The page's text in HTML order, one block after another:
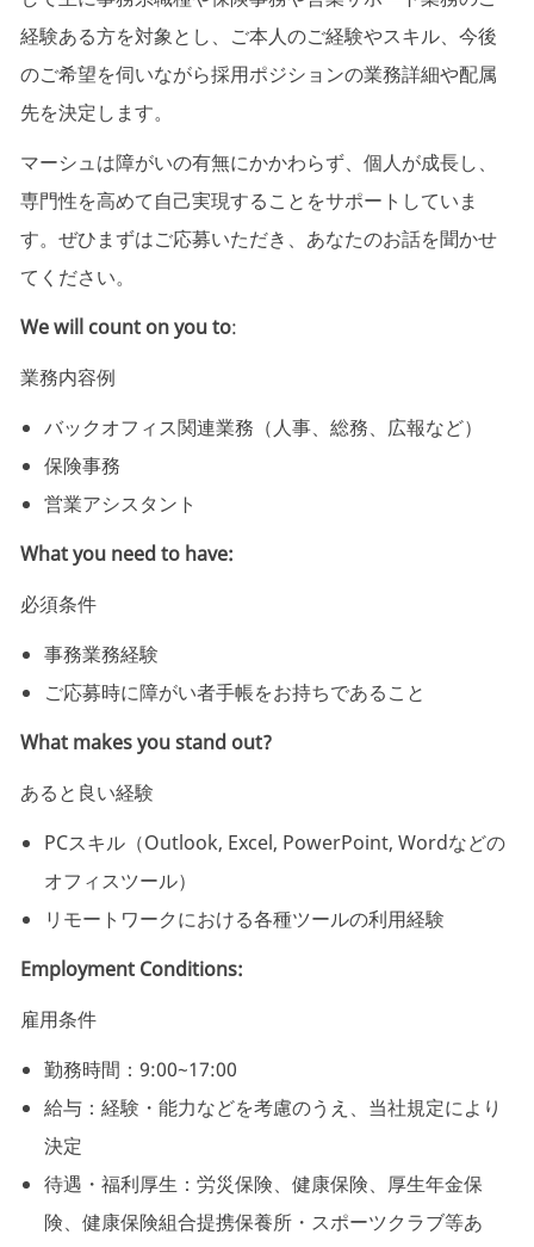
経験ある方を対象とし、ご本人のご経験やスキル、今後
のご希望を伺いながら採用ポジションの業務詳細や配属
先を決定します。
マーシュは障がいの有無にかかわらず、個人が成長し、
専門性を高めて自己実現することをサポートしていま
す。ぜひまずはご応募いただき、あなたのお話を聞かせ
てください。
We will count on you to:
業務内容例
バックオフィス関連業務（人事、総務、広報など）
保険事務
営業アシスタント
What you need to have:
必須条件
事務業務経験
ご応募時に障がい者手帳をお持ちであること
What makes you stand out?
あると良い経験
PCスキル（Outlook, Excel, PowerPoint, Wordなどの
オフィスツール）
リモートワークにおける各種ツールの利用経験
Employment Conditions:
雇用条件
勤務時間：9:00~17:00
給与： 経験・能力などを考慮のうえ、当社規定により
決定
待遇・福利厚生： 労災保険、健康保険、厚生年金保
険、健康保険組合提携保養所・スポーツクラブ等あ